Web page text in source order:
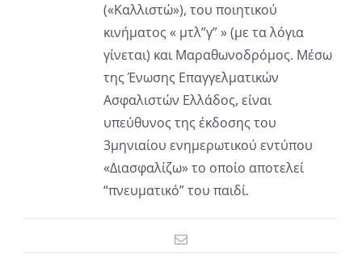
(«Καλλιστώ»), του ποιητικού
κινήματος « μτλ”γ” » (με τα λόγια
γίνεται) και Μαραθωνοδρόμος. Μέσω
της Ένωσης Επαγγελματικών
Ασφαλιστών Ελλάδος, είναι
υπεύθυνος της έκδοσης του
3μηνιαίου ενημερωτικού εντύπου
«Διασφαλίζω» το οποίο αποτελεί
“πνευματικό” του παιδί.
Email